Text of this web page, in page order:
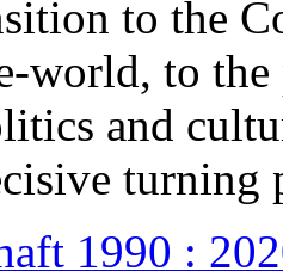
to the
world, to the
and
turning
1990 :